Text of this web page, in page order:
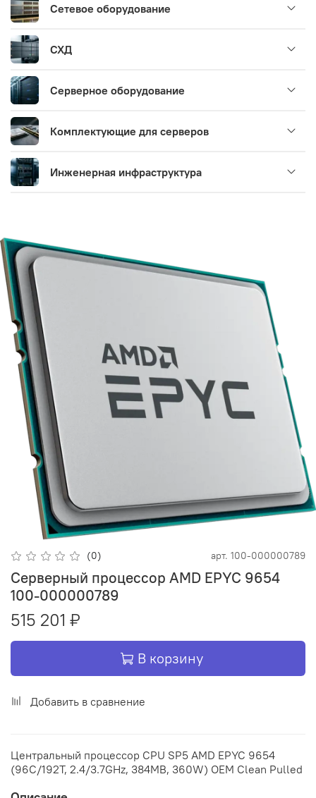
Сетевое оборудование
СХД
Серверное оборудование
Комплектующие для серверов
Инженерная инфраструктура
(0) арт. 100-000000789
Серверный процессор AMD EPYC 9654
100-000000789
515 201 ₽
В корзину
Добавить в сравнение
Центральный процессор CPU SP5 AMD EPYC 9654
(96C/192T, 2.4/3.7GHz, 384MB, 360W) OEM Clean Pulled